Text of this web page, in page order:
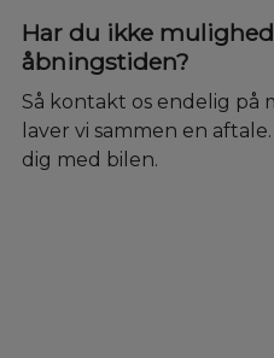
Har du ikke
åbningstiden?
Så kontakt os endelig på
laver vi sammen en
dig med bilen.